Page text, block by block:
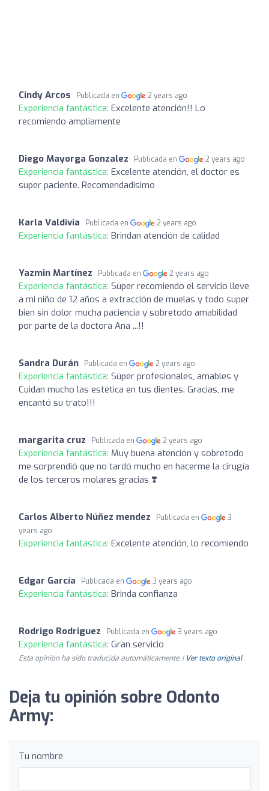
Cindy Arcos Publicada en 2 years ago
Experiencia fantástica: Excelente atención!! Lo
recomiendo ampliamente
Diego Mayorga Gonzalez Publicada en 2 years ago
Experiencia fantástica: Excelente atención, el doctor es
super paciente. Recomendadisimo
Karla Valdivia Publicada en 2 years ago
Experiencia fantástica: Brindan atención de calidad
Yazmin Martínez Publicada en 2 years ago
Experiencia fantástica: Súper recomiendo el servicio lleve
a mi niño de 12 años a extracción de muelas y todo super
bien sin dolor mucha paciencia y sobretodo amabilidad
por parte de la doctora Ana ...!!
Sandra Durán Publicada en 2 years ago
Experiencia fantástica: Súper profesionales, amables y
Cuidan mucho las estética en tus dientes. Gracias, me
encantó su trato!!!
margarita cruz Publicada en 2 years ago
Experiencia fantástica: Muy buena atención y sobretodo
me sorprendió que no tardó mucho en hacerme la cirugía
de los terceros molares gracias ❣️
Carlos Alberto Núñez mendez Publicada en
3
years ago
Experiencia fantástica: Excelente atención, lo recomiendo
Edgar García Publicada en 3 years ago
Experiencia fantástica: Brinda confianza
Rodrigo Rodriguez Publicada en 3 years ago
Experiencia fantástica: Gran servicio
Esta opinión ha sido traducida automáticamente. | Ver texto original
Deja tu opinión sobre Odonto
Army:
Tu nombre